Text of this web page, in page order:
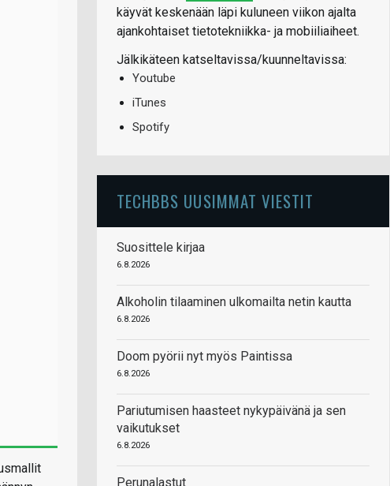
käyvät keskenään läpi kuluneen viikon ajalta
ajankohtaiset tietotekniikka- ja mobiiliaiheet.
Jälkikäteen katseltavissa/kuunneltavissa:
Youtube
iTunes
Spotify
TECHBBS UUSIMMAT VIESTIT
Suosittele kirjaa
6.8.2026
Alkoholin tilaaminen ulkomailta netin kautta
6.8.2026
Doom pyörii nyt myös Paintissa
6.8.2026
Pariutumisen haasteet nykypäivänä ja sen
vaikutukset
6.8.2026
Perunalastut